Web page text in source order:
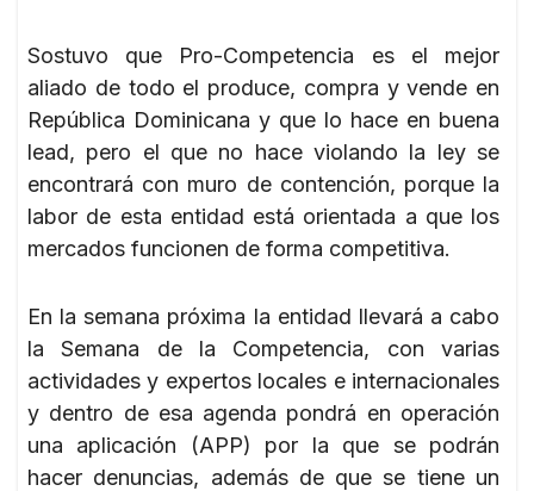
Sostuvo que Pro-Competencia es el mejor
aliado de todo el produce, compra y vende en
República Dominicana y que lo hace en buena
lead, pero el que no hace violando la ley se
encontrará con muro de contención, porque la
labor de esta entidad está orientada a que los
mercados funcionen de forma competitiva.
En la semana próxima la entidad llevará a cabo
la Semana de la Competencia, con varias
actividades y expertos locales e internacionales
y dentro de esa agenda pondrá en operación
una aplicación (APP) por la que se podrán
hacer denuncias, además de que se tiene un